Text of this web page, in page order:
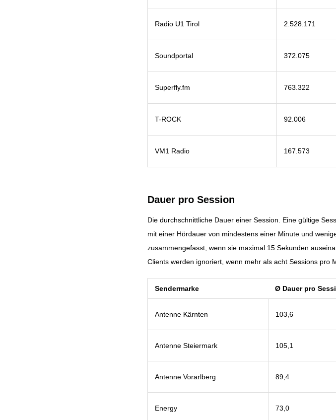
Radio U1 Tirol 2.528.171
Soundportal 372.075
Superfly.fm 763.322
T-ROCK 92.006
VM1 Radio 167.573
Dauer pro Session
Die durchschnittliche Dauer einer Session. Eine gültige
mit einer Hördauer von mindestens einer Minute und
zusammengefasst, wenn sie maximal 15 Sekunden
Clients werden ignoriert, wenn mehr als acht Sessions pro
Sendermarke Ø Dauer pro
Antenne Kärnten 103,6
Antenne Steiermark 105,1
Antenne Vorarlberg 89,4
Energy 73,0